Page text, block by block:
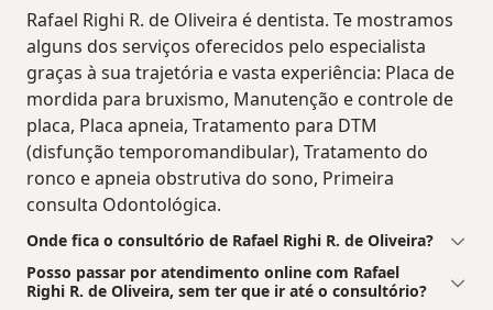
Rafael Righi R. de Oliveira é dentista. Te mostramos
alguns dos serviços oferecidos pelo especialista
graças à sua trajetória e vasta experiência: Placa de
mordida para bruxismo, Manutenção e controle de
placa, Placa apneia, Tratamento para DTM
(disfunção temporomandibular), Tratamento do
ronco e apneia obstrutiva do sono, Primeira
consulta Odontológica.
Onde fica o consultório de Rafael Righi R. de Oliveira?
Posso passar por atendimento online com Rafael
Righi R. de Oliveira, sem ter que ir até o consultório?